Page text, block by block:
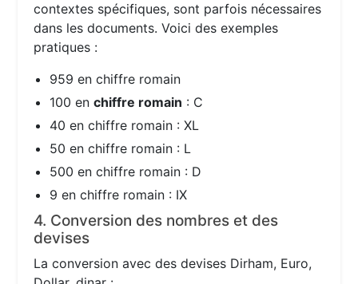
contextes spécifiques, sont parfois nécessaires
dans les documents. Voici des exemples
pratiques :
959 en chiffre romain
100 enchiffre romain : C
40 en chiffre romain : XL
50 en chiffre romain : L
500 en chiffre romain : D
9 en chiffre romain : IX
4. Conversion des nombres et des
devises
La conversion avec des devises Dirham, Euro,